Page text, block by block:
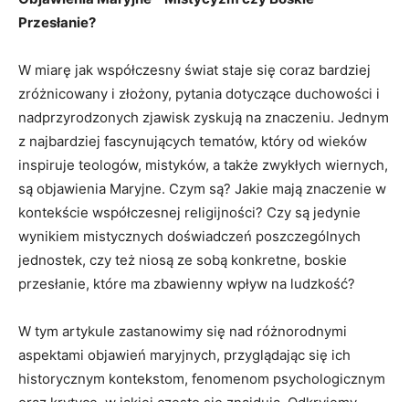
Przesłanie?
W miarę jak współczesny świat staje‍ się coraz ⁣bardziej
zróżnicowany i złożony, ‌pytania dotyczące ‌duchowości‌ i⁣
nadprzyrodzonych zjawisk zyskują na znaczeniu. Jednym
z najbardziej ⁤fascynujących tematów, ⁢który od wieków
⁢inspiruje teologów, mistyków,⁤ a także zwykłych ⁤wiernych,​
są objawienia Maryjne. Czym są? Jakie ‍mają znaczenie​ w
kontekście ⁤współczesnej​ religijności? Czy są jedynie
wynikiem ⁣mistycznych doświadczeń poszczególnych
jednostek, czy też niosą ze sobą konkretne, boskie
przesłanie,‍ które‌ ma‍ zbawienny wpływ na⁣ ludzkość?
W tym artykule ​zastanowimy się nad różnorodnymi
aspektami objawień maryjnych, przyglądając się ich
historycznym kontekstom, fenomenom psychologicznym